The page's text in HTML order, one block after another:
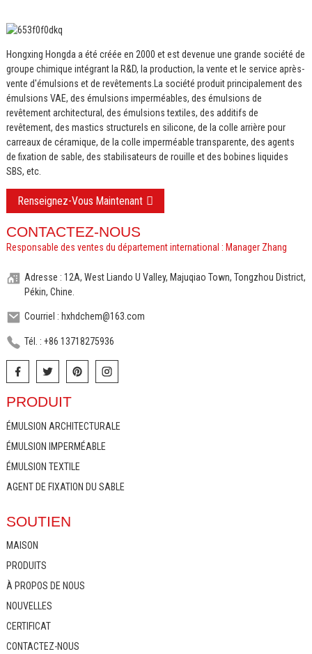
Hongxing Hongda a été créée en 2000 et est devenue une grande société de
groupe chimique intégrant la R&D, la production, la vente et le service après-
vente d'émulsions et de revêtements.
La société produit principalement des
émulsions VAE, des émulsions imperméables, des émulsions de
revêtement architectural, des émulsions textiles, des additifs de
revêtement, des mastics structurels en silicone, de la colle arrière pour
carreaux de céramique, de la colle imperméable transparente, des agents
de fixation de sable, des stabilisateurs de rouille et des bobines liquides
SBS, etc.
Renseignez-Vous Maintenant
CONTACTEZ-NOUS
Responsable des ventes du département international : Manager Zhang
Adresse : 12A, West Liando U Valley, Majuqiao Town, Tongzhou District,
Pékin, Chine.
Courriel : hxhdchem@163.com
Tél. : +86 13718275936
PRODUIT
ÉMULSION ARCHITECTURALE
ÉMULSION IMPERMÉABLE
ÉMULSION TEXTILE
AGENT DE FIXATION DU SABLE
SOUTIEN
MAISON
PRODUITS
À PROPOS DE NOUS
NOUVELLES
CERTIFICAT
CONTACTEZ-NOUS